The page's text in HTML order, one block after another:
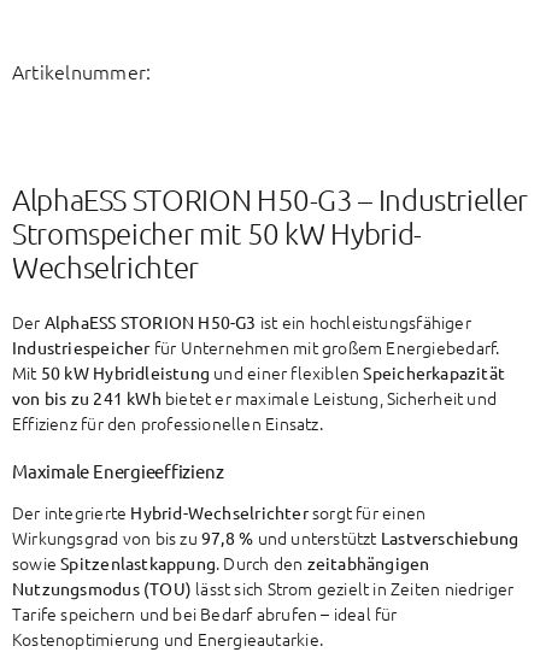
Artikelnummer:
AlphaESS STORION H50-G3 – Industrieller
Stromspeicher mit 50 kW Hybrid-
Wechselrichter
Der AlphaESS STORION H50-G3 ist ein hochleistungsfähiger
Industriespeicherfür Unternehmen mit großem Energiebedarf.
Mit 50 kW Hybridleistung und einer flexiblenSpeicherkapazität
von bis zu 241 kWh bietet er maximale Leistung, Sicherheit und
Effizienz für den professionellen Einsatz.
Maximale Energieeffizienz
Der integrierte Hybrid-Wechselrichtersorgt für einen
Wirkungsgrad von bis zu97,8 % und unterstützt Lastverschiebung
sowieSpitzenlastkappung. Durch den zeitabhängigen
Nutzungsmodus (TOU) lässt sich Strom gezielt in Zeiten niedriger
Tarife speichern und bei Bedarf abrufen – ideal für
Kostenoptimierung und Energieautarkie.